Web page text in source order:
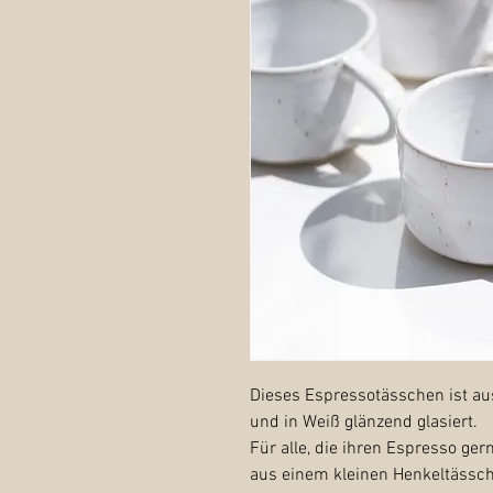
Dieses Espressotässchen ist
und in Weiß glänzend glasiert.
Für alle, die ihren Espresso
aus einem kleinen